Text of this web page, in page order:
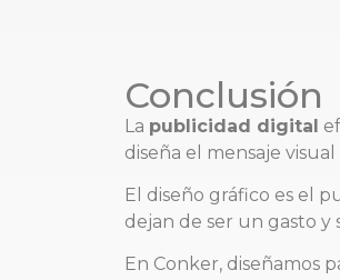
Conclusión
La publicidad digital
diseña el mensaje
El diseño gráfico es el
dejan de ser un gasto y
En Conker, diseñamos